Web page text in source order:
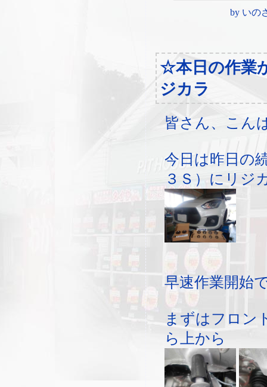
by いの
☆本日の作業
ジカラ
皆さん、こん
今日は昨日の
３Ｓ）にリジ
早速作業開始
まずはフロン
ら上から